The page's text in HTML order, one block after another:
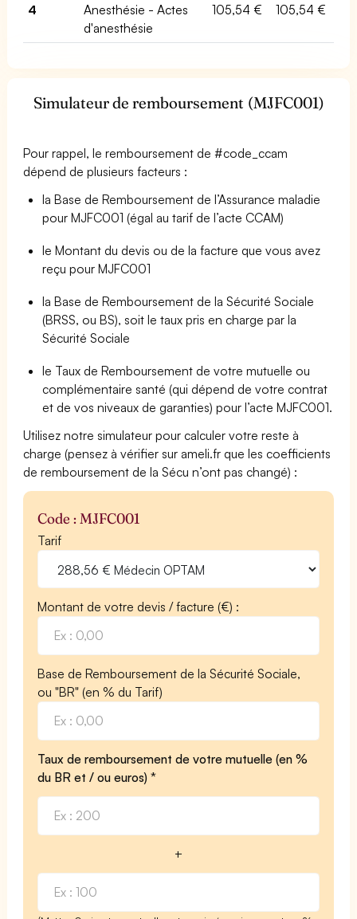
4
Anesthésie - Actes
d'anesthésie
105,54 € 105,54 €
Simulateur de remboursement (MJFC001)
Pour rappel, le remboursement de #code_ccam
dépend de plusieurs facteurs :
la Base de Remboursement de l’Assurance maladie
pour MJFC001 (égal au tarif de l’acte CCAM)
le Montant du devis ou de la facture que vous avez
reçu pour MJFC001
la Base de Remboursement de la Sécurité Sociale
(BRSS, ou BS), soit le taux pris en charge par la
Sécurité Sociale
le Taux de Remboursement de votre mutuelle ou
complémentaire santé (qui dépend de votre contrat
et de vos niveaux de garanties) pour l’acte MJFC001.
Utilisez notre simulateur pour calculer votre reste à
charge (pensez à vérifier sur ameli.fr que les coefficients
de remboursement de la Sécu n’ont pas changé) :
Code : MJFC001
Tarif
Montant de votre devis / facture (€) :
Base de Remboursement de la Sécurité Sociale,
ou "BR" (en % du Tarif)
Taux de remboursement de votre mutuelle (en %
du BR et / ou euros) *
+